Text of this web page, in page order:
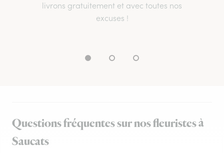
livrons gratuitement et avec toutes nos
excuses !
Questions fréquentes sur nos fleuristes à
Saucats